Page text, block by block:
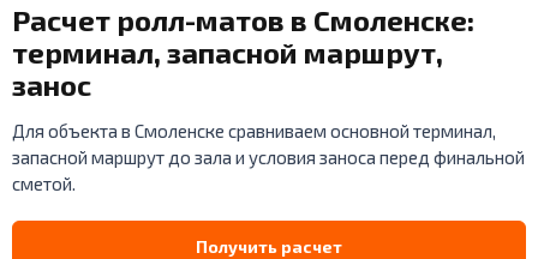
Расчет ролл-матов в Смоленске:
терминал, запасной маршрут,
занос
Для объекта в Смоленске сравниваем основной терминал,
запасной маршрут до зала и условия заноса перед финальной
сметой.
Получить расчет